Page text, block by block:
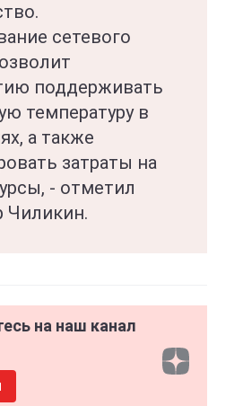
сетевого
поддерживать
температуру в
а также
затраты на
- отметил
Чиликин.
на наш канал